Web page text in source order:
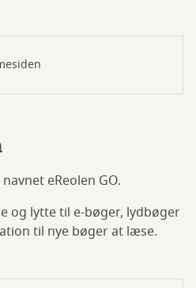
eReolen GO.
og lytte til e-bøger, lydbøger
til nye bøger at læse.